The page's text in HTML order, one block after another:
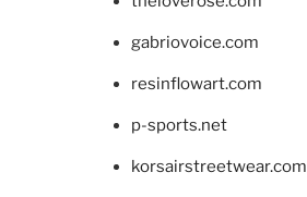
gabriovoice.com
resinflowart.com
p-sports.net
korsairstreetwear.com